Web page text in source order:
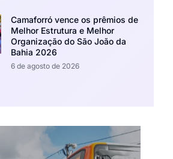
Camaforró vence os prêmios de
Melhor Estrutura e Melhor
Organização do São João da
Bahia 2026
6 de agosto de 2026